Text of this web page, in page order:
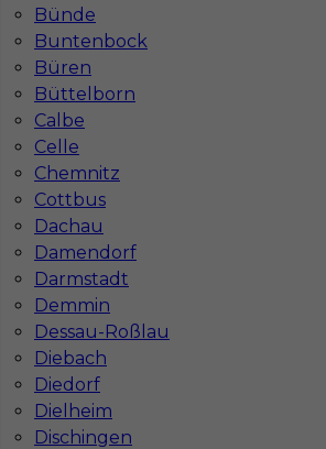
Bünde
Buntenbock
Büren
Büttelborn
Calbe
Celle
Chemnitz
Cottbus
Dachau
Damendorf
Darmstadt
Demmin
Dessau-Roßlau
Diebach
Diedorf
Dielheim
Dischingen
Jakie kursy warto zrobić, aby
granicą była lepiej płatna?
Czy praca w Niemczech bez
możliwa?